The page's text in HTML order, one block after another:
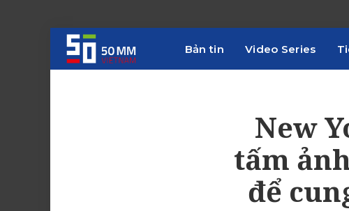
Bản tin Video Series
New
tấm
để